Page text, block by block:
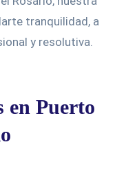
tranquilidad, a
y resolutiva.
en Puerto